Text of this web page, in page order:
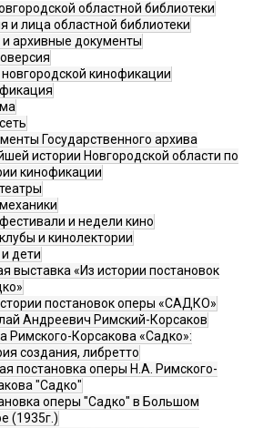
областной библиотеки
и лица областной библиотеки
архивные документы
новгородской кинофикации
Государственного архива
истории Новгородской области по
кинофикации
и недели кино
и кинолектории
дети
выставка «Из истории постановок
постановок оперы «САДКО»
Андреевич Римский-Корсаков
Римского-Корсакова «Садко»:
создания, либретто
постановка оперы Н.А. Римского-
"Садко"
оперы "Садко" в Большом
(1935г.)